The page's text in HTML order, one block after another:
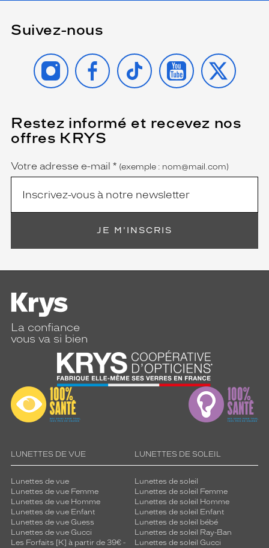
Suivez-nous
INSTAGRAMFACEBOOK
TIKTOK YOUTUBE
X
Restez informé et recevez nos
offres KRYS
Name
Votre adresse e-mail *
(Ce
champ
est
obligatoire)
(exemple : nom@mail.com)
JE M'INSCRIS
La confiance
vous va si bien
LUNETTES DE VUE
Lunettes de vue
Lunettes de vue Femme
Lunettes de vue Homme
Lunettes de vue Enfant
Lunettes de vue Guess
Lunettes de vue Gucci
Les Forfaits [K] à partir de 39€ -
LUNETTES DE SOLEIL
Lunettes de soleil
Lunettes de soleil Femme
Lunettes de soleil Homme
Lunettes de soleil Enfant
Lunettes de soleil bébé
Lunettes de soleil Ray-Ban
Lunettes de soleil Gucci